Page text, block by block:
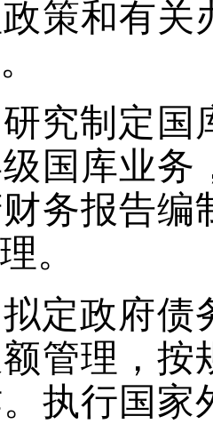
策和有关
研究制定
国库业务
务报告编
。
拟定政府
管理，
执行国家